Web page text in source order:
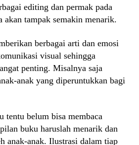
editing dan permak pada
akan tampak semakin menarik.
berbagai arti dan emosi
visual sehingga
penting. Misalnya saja
anak yang diperuntukkan bagi
tentu belum bisa membaca
buku haruslah menarik dan
anak-anak. Ilustrasi dalam tiap